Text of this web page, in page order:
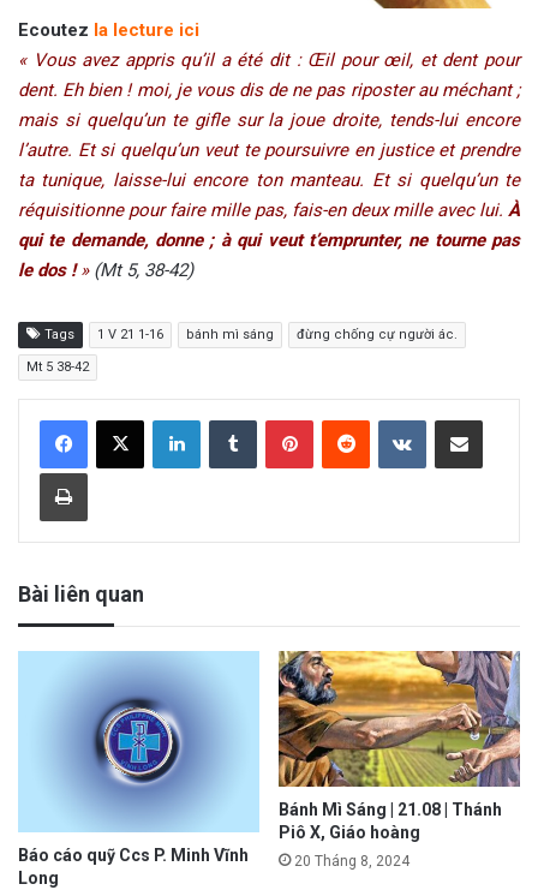
Ecoutez la lecture ici
« Vous avez appris qu’il a été dit : Œil pour œil, et dent pour
dent. Eh bien ! moi, je vous dis de ne pas riposter au méchant ;
mais si quelqu’un te gifle sur la joue droite, tends-lui encore
l’autre. Et si quelqu’un veut te poursuivre en justice et prendre
ta tunique, laisse-lui encore ton manteau. Et si quelqu’un te
réquisitionne pour faire mille pas, fais-en deux mille avec lui. À
qui te demande, donne ; à qui veut t’emprunter, ne tourne pas
le dos !»(Mt 5, 38-42)
Tags 1 V 21 1-16 bánh mì sáng đừng chống cự người ác.
Mt 5 38-42
Bài liên quan
Báo cáo quỹ Ccs P. Minh Vĩnh
Long
Bánh Mì Sáng | 21.08 | Thánh
Piô X, Giáo hoàng
20 Tháng 8, 2024